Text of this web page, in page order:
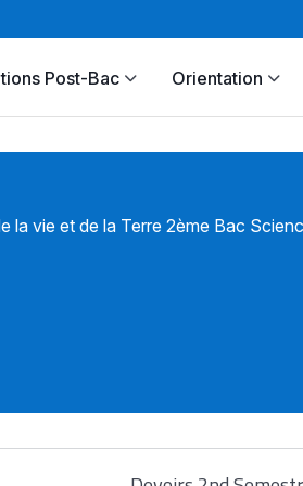
Post-Bac Orientation
la vie et de la Terre 2ème Bac